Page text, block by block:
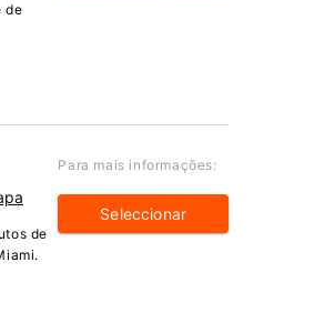
de
de
Para mais informações:
Seleccionar